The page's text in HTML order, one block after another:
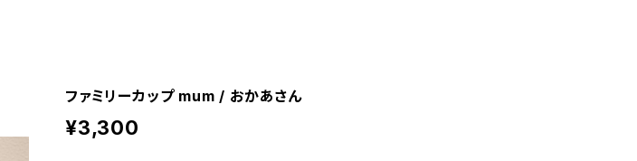
ファミリーカップ mum / おかあさん
¥3,300